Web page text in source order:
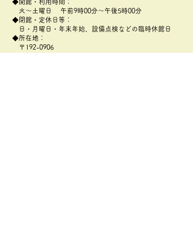
◆開館・利用時間：
火～土曜日 午前9時00分～午後5時00分
◆閉館・定休日等：
日・月曜日・年末年始、設備点検などの臨時休館日
◆所在地：
〒192-0906